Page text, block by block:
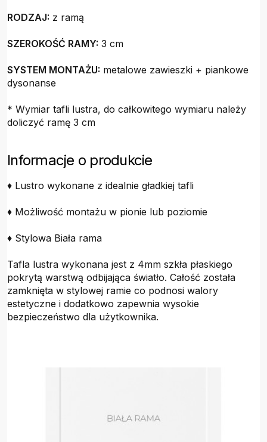
RODZAJ: z ramą
SZEROKOŚĆ RAMY: 3 cm
SYSTEM MONTAŻU: metalowe zawieszki + piankowe
dysonanse
* Wymiar tafli lustra, do całkowitego wymiaru należy
doliczyć ramę 3 cm
Informacje o produkcie
♦ Lustro wykonane z idealnie gładkiej tafli
♦ Możliwość montażu w pionie lub poziomie
♦ Stylowa Biała rama
Tafla lustra wykonana jest z 4mm szkła płaskiego
pokrytą warstwą odbijająca światło. Całość została
zamknięta w stylowej ramie co podnosi walory
estetyczne i dodatkowo zapewnia wysokie
bezpieczeństwo dla użytkownika.